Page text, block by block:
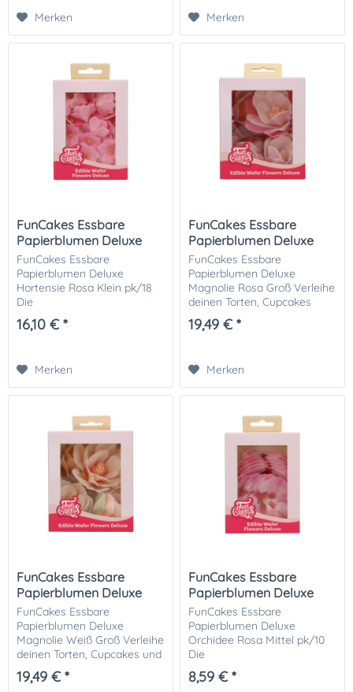
Merken Merken
FunCakes Essbare
Papierblumen Deluxe
Hortensie...
FunCakes Essbare
Papierblumen Deluxe
Hortensie Rosa Klein pk/18
Die
essbare Deluxe Papierblume
"Hortensie Rosa" von FunCakes
einen eleganten und...
16,10 € *
Merken
FunCakes Essbare
Papierblumen Deluxe
Magnolie...
FunCakes Essbare
Papierblumen Deluxe
Magnolie Rosa Groß Verleihe
deinen Torten, Cupcakes
oder Desserts einen Hauch
von Eleganz mit der
Rosa von FunCakes ....
19,49 € *
Merken
FunCakes Essbare
Papierblumen Deluxe
Magnolie...
FunCakes Essbare
Papierblumen Deluxe
Magnolie Weiß Groß Verleihe
deinen Torten, Cupcakes und
Desserts eine elegante Note
mit den FunCakes Essbaren
19,49 € *
FunCakes Essbare
Papierblumen Deluxe
Orchidee...
FunCakes Essbare
Papierblumen Deluxe
Orchidee Rosa Mittel pk/10
Die
essbaren Deluxe Papierblumen
„Orchidee Rosa Mittel“ von
8,59 € *